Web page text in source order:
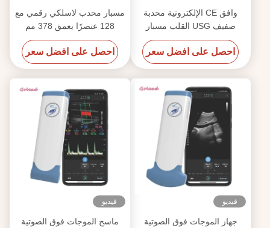
وافق CE الإلكترونية محدبة
صفيف USG القلب مسبار
الموجات فوق الصوتية لالروبوت
احصل على افضل سعر
مسبار محدب لاسلكي رقمي مع
128 عنصرًا بعمق 378 مم
احصل على افضل سعر
فيديو
جهاز الموجات فوق الصوتية
فيديو
ماسح الموجات فوق الصوتية